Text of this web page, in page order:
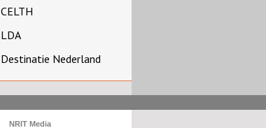
CELTH
LDA
Destinatie Nederland
NRIT Media